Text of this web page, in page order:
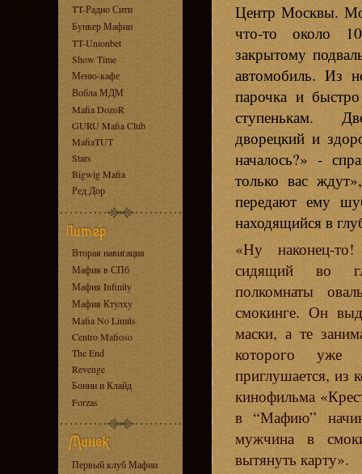
TT-Радио Сити
Бункер Мафии
TT-Unionbet
Show Time
Меню-кафе
Вобла МДМ
Mafia DozoR
GURU Mafia Club
MafiaTUT
Stars
Bigwig Mafia
Ред Дор
Вторая навигация
Мафия в СПб
Мафия Infinity
Мафия Ктулху
Mafia No Limits
Centro Mafioso
The End
Revenge
Бонни и Клайд
Forzas
Первый клуб Мафии
Центр Москвы.
что-то около
закрытому
автомобиль. Из
парочка и
ступенькам.
дворецкий и
началось?» -
только вас
передают ему
находящийся в
«Ну наконец-
сидящий во
полкомнаты
смокинге. Он
маски, а те
которого уже
приглушается, из
кинофильма
в “Мафию”
мужчина в
вытянуть карту».